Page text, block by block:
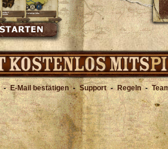
- E-Mail bestätigen - Support - Regeln -